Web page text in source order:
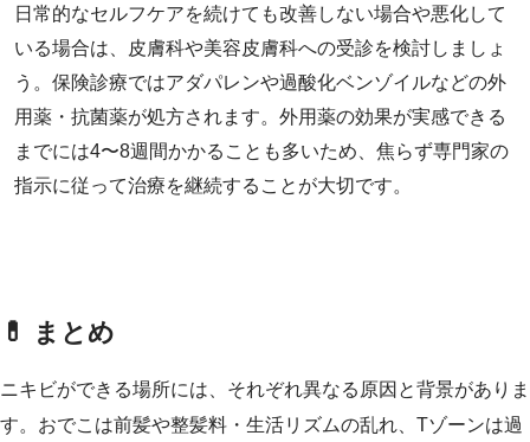
日常的なセルフケアを続けても改善しない場合や悪化して
いる場合は、皮膚科や美容皮膚科への受診を検討しましょ
う。保険診療ではアダパレンや過酸化ベンゾイルなどの外
用薬・抗菌薬が処方されます。外用薬の効果が実感できる
までには4〜8週間かかることも多いため、焦らず専門家の
指示に従って治療を継続することが大切です。
💊 まとめ
ニキビができる場所には、それぞれ異なる原因と背景がありま
す。おでこは前髪や整髪料・生活リズムの乱れ、Tゾーンは過